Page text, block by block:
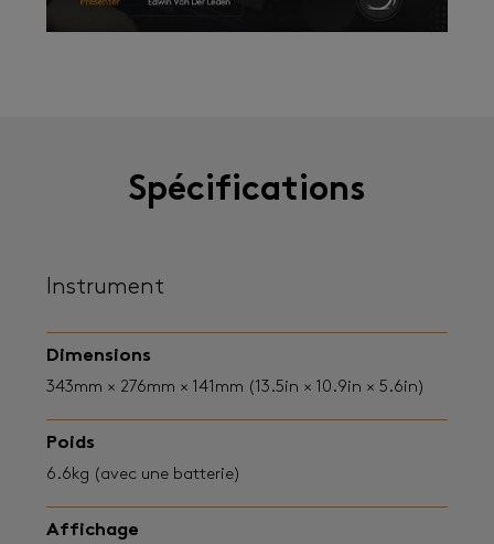
Spécifications
Instrument
Dimensions
343mm × 276mm × 141mm (13.5in × 10.9in × 5.6in)
Poids
6.6kg (avec une batterie)
Affichage